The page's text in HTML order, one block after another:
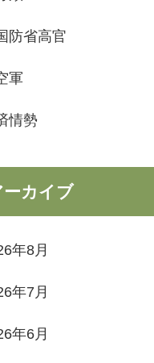
防省高官
軍
情勢
ーカイブ
年8月
年7月
年6月